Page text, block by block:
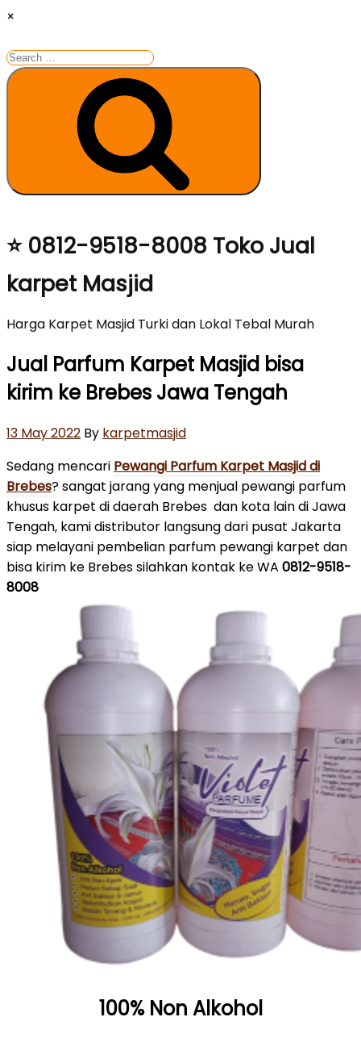
×
Search
for:
Search
Skip
to
content
⭐ 0812-9518-8008 Toko Jual
karpet Masjid
Harga Karpet Masjid Turki dan Lokal Tebal Murah
Jual Parfum Karpet Masjid bisa
kirim ke Brebes Jawa Tengah
Posted
13 May 2022 By karpetmasjid
Sedang mencari Pewangi Parfum Karpet Masjid di
Brebes? sangat jarang yang menjual pewangi parfum
khusus karpet di daerah Brebes dan kota lain di Jawa
Tengah, kami distributor langsung dari pusat Jakarta
siap melayani pembelian parfum pewangi karpet dan
bisa kirim ke Brebes silahkan kontak ke WA 0812-9518-
8008
100% Non Alkohol